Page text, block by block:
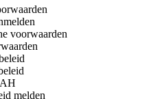
voorwaarden
melden